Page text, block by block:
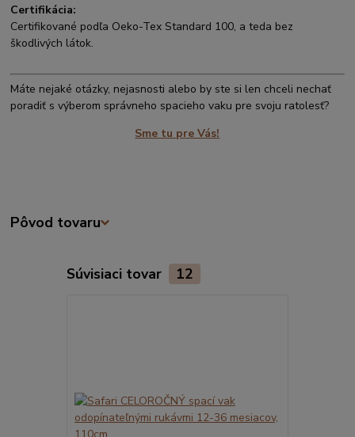
Certifikácia:
Certifikované podľa Oeko-Tex Standard 100, a teda bez
škodlivých látok.
Máte nejaké otázky, nejasnosti alebo by ste si len chceli nechať
poradiť s výberom správneho spacieho vaku pre svoju ratolesť?
Sme tu pre Vás!
Pôvod tovaru
Súvisiaci tovar 12